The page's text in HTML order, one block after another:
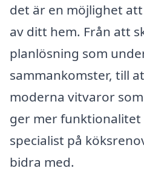
det är en möjlighet
av ditt hem. Från att
planlösning som
sammankomster, till
moderna vitvaror
ger mer funktionalitet
specialist på
bidra med.